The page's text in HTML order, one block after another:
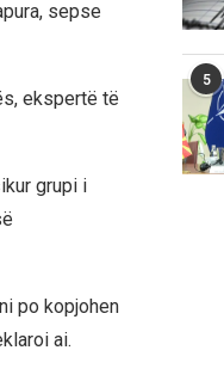
sepse
ekspertë të
grupi i
po kopjohen
ai.
5